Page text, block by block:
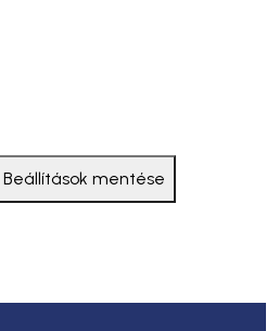
Beállítások mentése